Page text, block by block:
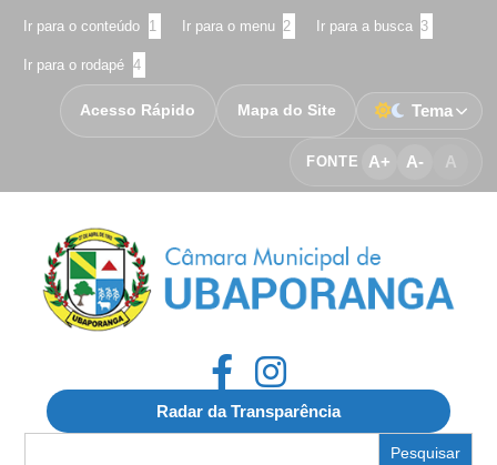
Ir para o conteúdo 1 Ir para o menu 2 Ir para a busca 3
Ir para o rodapé 4
FONTE A+ A- A
Acesso Rápido Mapa do Site Tema
Radar da Transparência